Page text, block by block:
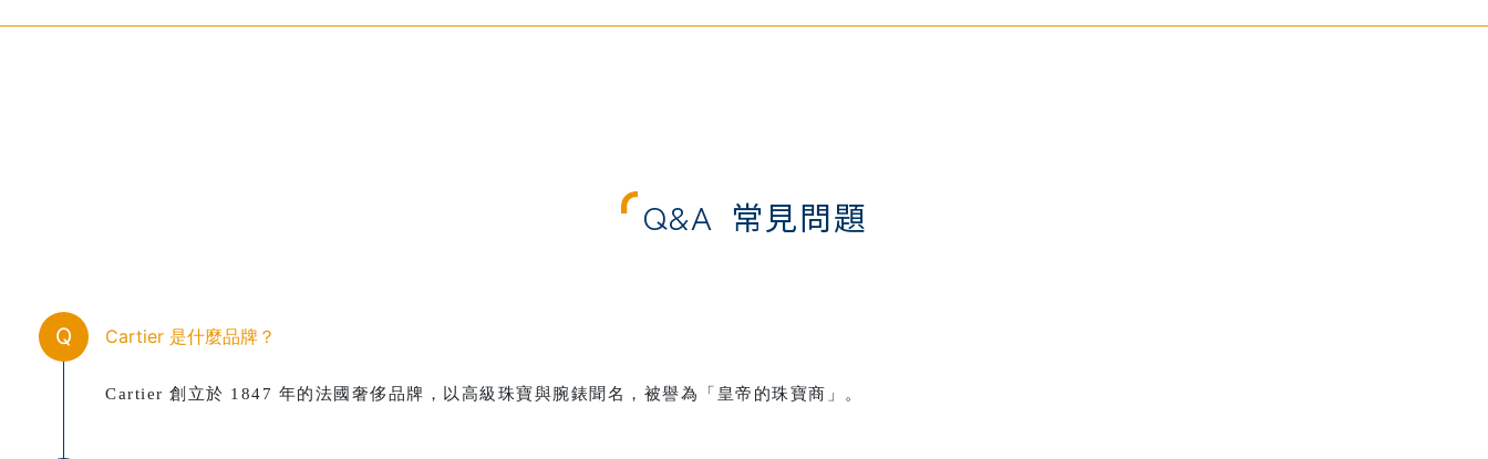
Q&A 常見問題
Q Cartier 是什麼品牌？
Cartier 創立於 1847 年的法國奢侈品牌，以高級珠寶與腕錶聞名，被譽為「皇帝的珠寶商」。